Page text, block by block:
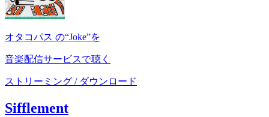
オタコパス の“Joke”を
音楽配信サービスで聴く
ストリーミング / ダウンロード
Sifflement